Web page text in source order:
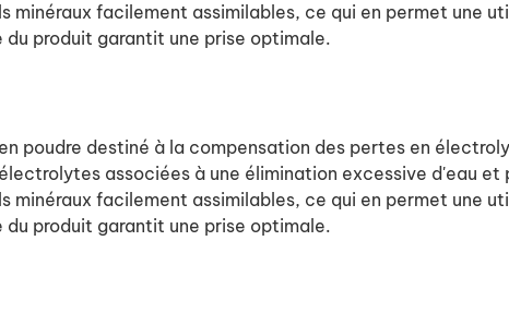
minéraux facilement assimilables, ce qui en permet une
produit garantit une prise optimale.
poudre destiné à la compensation des pertes en
associées à une élimination excessive d'eau
minéraux facilement assimilables, ce qui en permet une
produit garantit une prise optimale.